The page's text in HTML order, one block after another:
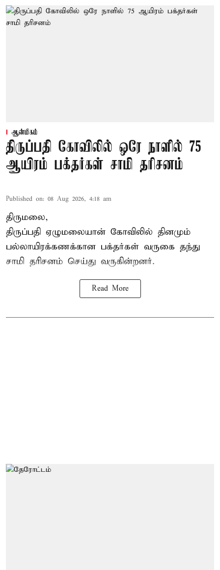
ஆன்மிகம்
திருப்பதி கோவிலில் ஒரே நாளில் 75
ஆயிரம் பக்தர்கள் சாமி தரிசனம்
Published on: 08 Aug 2026, 4:18 am
திருமலை,
திருப்பதி ஏழுமலையான் கோவிலில் தினமும்
பல்லாயிரக்கணக்கான பக்தர்கள் வருகை தந்து
சாமி தரிசனம் செய்து வருகின்றனர்.
Read More